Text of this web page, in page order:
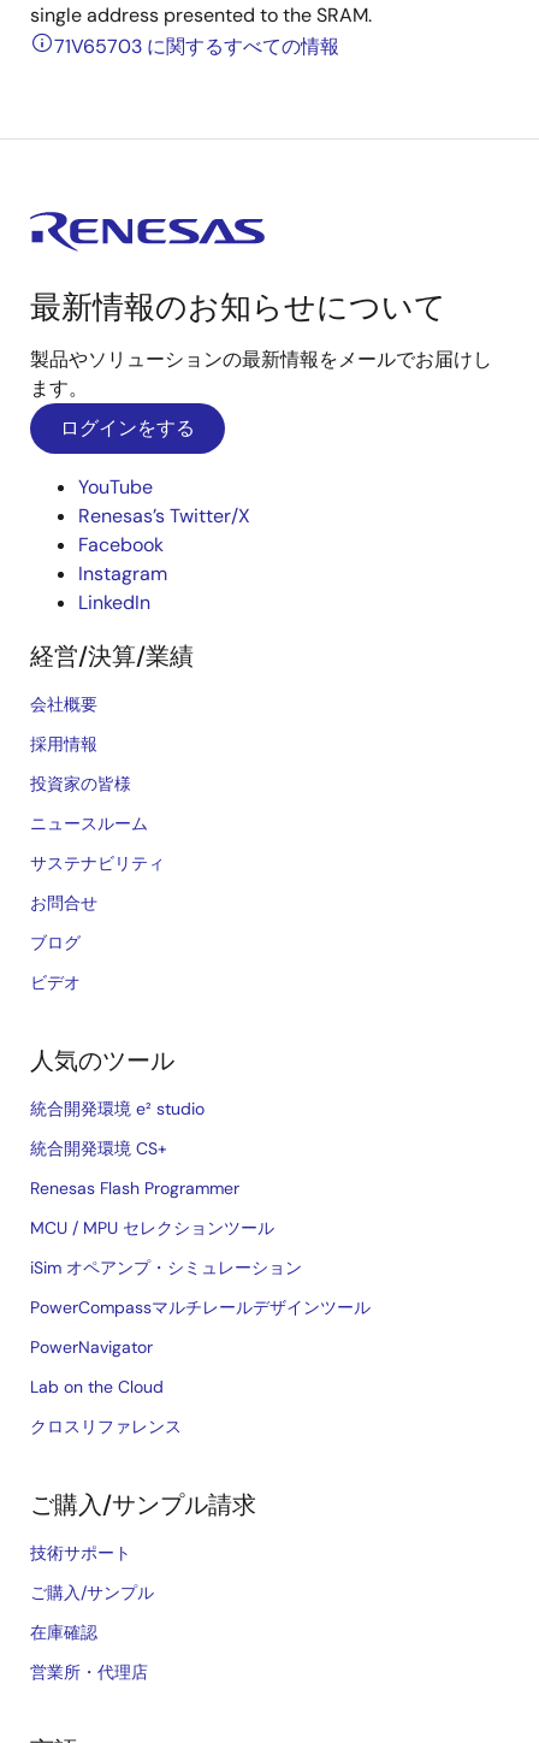
single address presented to the SRAM.
71V65703 に関するすべての情報
最新情報のお知らせについて
製品やソリューションの最新情報をメールでお届けし
ます。
ログインをする
YouTube
Renesas’s Twitter/X
Facebook
Instagram
LinkedIn
経営/決算/業績
会社概要
採用情報
投資家の皆様
ニュースルーム
サステナビリティ
お問合せ
ブログ
ビデオ
人気のツール
統合開発環境 e² studio
統合開発環境 CS+
Renesas Flash Programmer
MCU / MPU セレクションツール
iSim オペアンプ・シミュレーション
PowerCompassマルチレールデザインツール
PowerNavigator
Lab on the Cloud
クロスリファレンス
ご購入/サンプル請求
技術サポート
ご購入/サンプル
在庫確認
営業所・代理店